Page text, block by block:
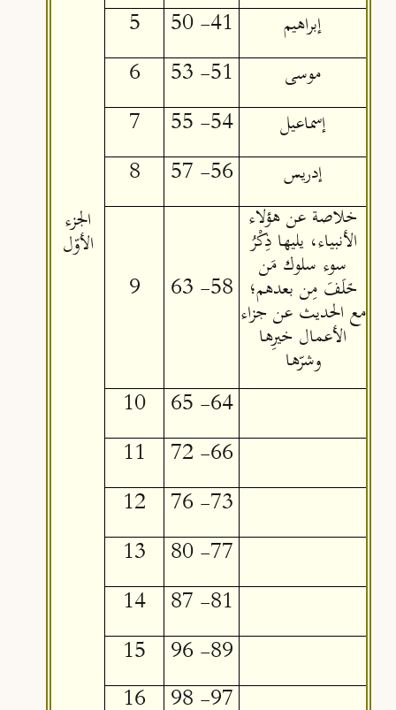
الجزء
الأوّل
إبراهيم
41- 50
5
موسى
51- 53
6
إسماعيل
54- 55
7
إدريس
56- 57
8
خلاصة عن هؤلاء
الأنبياء، يليها ذِكْرُ
سوء سلوك مَن
خَلَفَ مِن بعدهم؛
مع الحديث عن جزاء
الأعمال خيرِها
وشرّها
58- 63
9
64- 65
10
66- 72
11
73- 76
12
77- 80
13
81- 87
14
89- 96
15
97- 98
16